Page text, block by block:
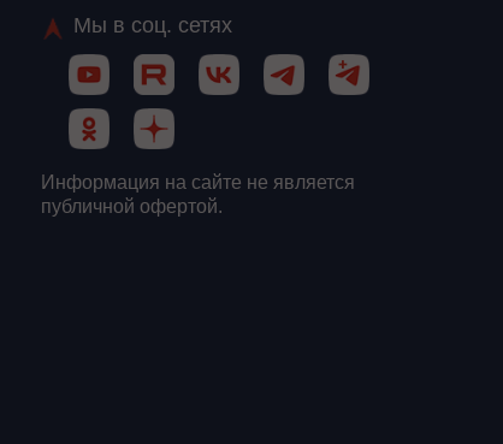
Мы в соц. сетях
Информация на сайте не является
публичной офертой.